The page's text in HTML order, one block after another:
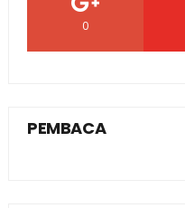
0
PEMBACA